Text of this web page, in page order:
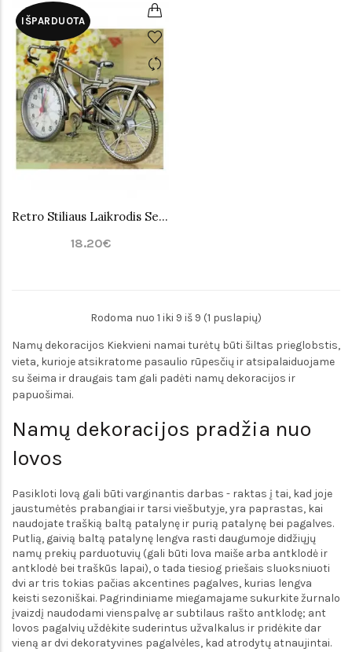
IŠPARDUOTA
Retro Stiliaus Laikrodis Senovinis Dviratis
18.20€
Rodoma nuo 1 iki 9 iš 9 (1 puslapių)
Namų dekoracijos Kiekvieni namai turėtų būti šiltas prieglobstis,
vieta, kurioje atsikratome pasaulio rūpesčių ir atsipalaiduojame
su šeima ir draugais tam gali padėti namų dekoracijos ir
papuošimai.
Namų dekoracijos pradžia nuo
lovos
Pasikloti lovą gali būti varginantis darbas - raktas į tai, kad joje
jaustumėtės prabangiai ir tarsi viešbutyje, yra paprastas, kai
naudojate traškią baltą patalynę ir purią patalynę bei pagalves.
Putlią, gaivią baltą patalynę lengva rasti daugumoje didžiųjų
namų prekių parduotuvių (gali būti lova maiše arba antklodė ir
antklodė bei traškūs lapai), o tada tiesiog priešais sluoksniuoti
dvi ar tris tokias pačias akcentines pagalves, kurias lengva
keisti sezoniškai. Pagrindiniame miegamajame sukurkite žurnalo
įvaizdį naudodami vienspalvę ar subtilaus rašto antklodę; ant
lovos pagalvių uždėkite suderintus užvalkalus ir pridėkite dar
vieną ar dvi dekoratyvines pagalvėles, kad atrodytų atnaujintai.